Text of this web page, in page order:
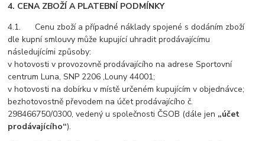
4. CENA ZBOŽÍ A PLATEBNÍ PODMÍNKY
4.1. Cenu zboží a případné náklady spojené s dodáním zboží
dle kupní smlouvy může kupující uhradit prodávajícímu
následujícími způsoby:
v hotovosti v provozovně prodávajícího na adrese Sportovní
centrum Luna, SNP 2206 ,Louny 44001;
v hotovosti na dobírku v místě určeném kupujícím v objednávce;
bezhotovostně převodem na účet prodávajícího č.
298466750/0300, vedený u společnosti ČSOB (dále jen „účet
prodávajícího“).